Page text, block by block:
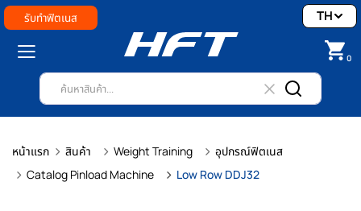
รับทำฟิตเนส
0
TH
หน้าแรก สินค้า Weight Training
อุปกรณ์ฟิตเนส
Catalog Pinload Machine
Low Row DDJ32